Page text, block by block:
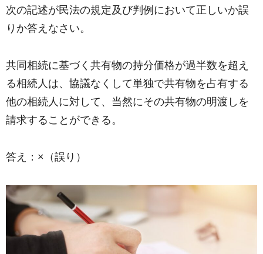
次の記述が民法の規定及び判例において正しいか誤
りか答えなさい。
共同相続に基づく共有物の持分価格が過半数を超え
る相続人は、協議なくして単独で共有物を占有する
他の相続人に対して、当然にその共有物の明渡しを
請求することができる。
答え：×（誤り）